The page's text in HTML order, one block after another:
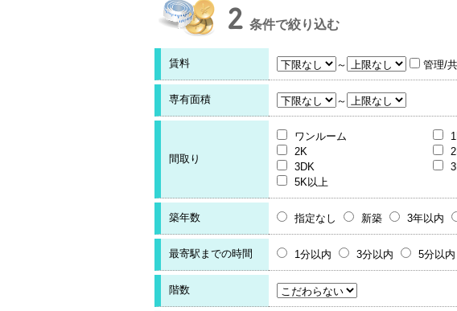
2 条件で絞り込む
賃料 ～ 管理/
専有面積 ～
間取り
ワンルーム
2K
3DK
5K以上
築年数 指定なし 新築 3年以内
最寄駅までの時間 1分以内 3分以内 5分以内
階数